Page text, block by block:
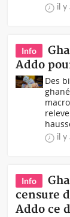
il y
Info
Addo
Des
il y
Info
censure
Addo ce